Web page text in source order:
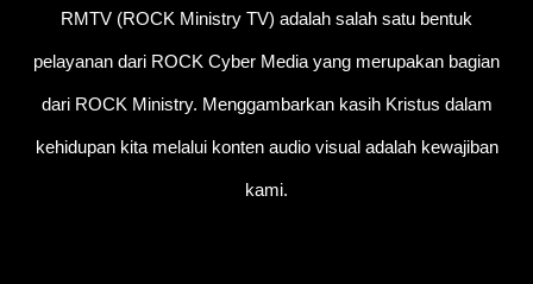
RMTV (ROCK Ministry TV) adalah salah satu bentuk
pelayanan dari ROCK Cyber Media yang merupakan bagian
dari ROCK Ministry. Menggambarkan kasih Kristus dalam
kehidupan kita melalui konten audio visual adalah kewajiban
kami.